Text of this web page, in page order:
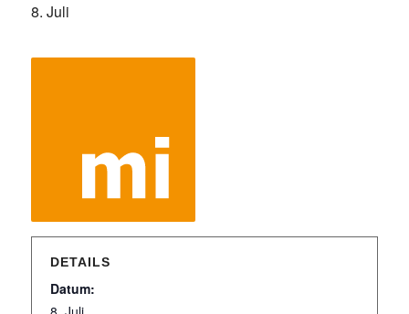
8. Juli
DETAILS
Datum: